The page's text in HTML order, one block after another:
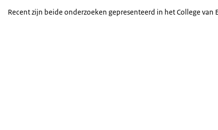
Recent zijn beide onderzoeken gepresenteerd in het College